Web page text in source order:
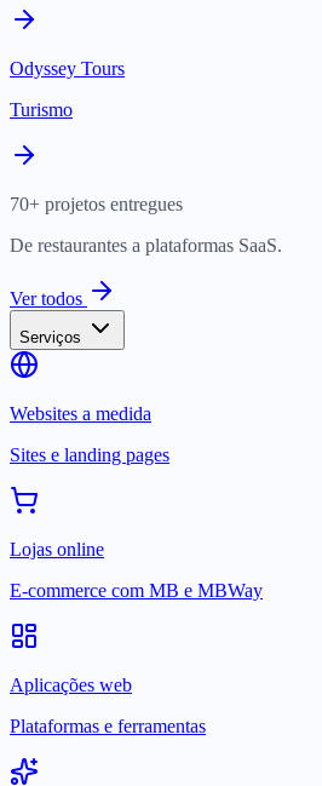
Odyssey Tours
Turismo
70+ projetos entregues
De restaurantes a plataformas SaaS.
Ver todos
Serviços
Websites a medida
Sites e landing pages
Lojas online
E-commerce com MB e MBWay
Aplicações web
Plataformas e ferramentas